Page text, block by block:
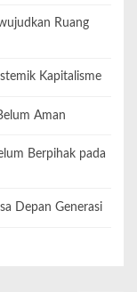
Ruang
Kapitalisme
Aman
Berpihak pada
Depan Generasi